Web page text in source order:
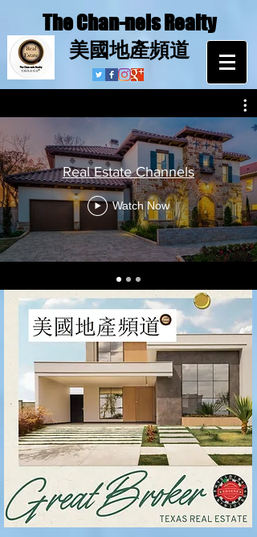
The Chan-nels Realty
​美國地產頻道
Real Estate Channels
Watch Now